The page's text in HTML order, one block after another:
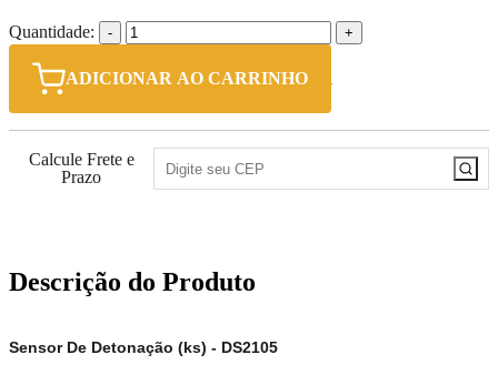
Quantidade: - +
ADICIONAR AO CARRINHO
Calcule Frete e
Prazo
Descrição do Produto
Sensor De Detonação (ks) - DS2105